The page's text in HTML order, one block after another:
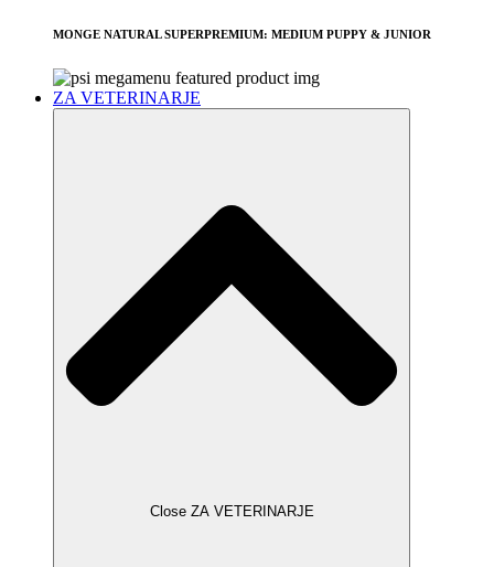
MONGE NATURAL SUPERPREMIUM: MEDIUM PUPPY & JUNIOR
ZA VETERINARJE
Close ZA VETERINARJE